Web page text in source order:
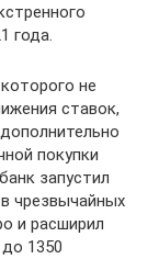
года.
не
ставок,
покупки
запустил
чрезвычайных
и расширил
1350